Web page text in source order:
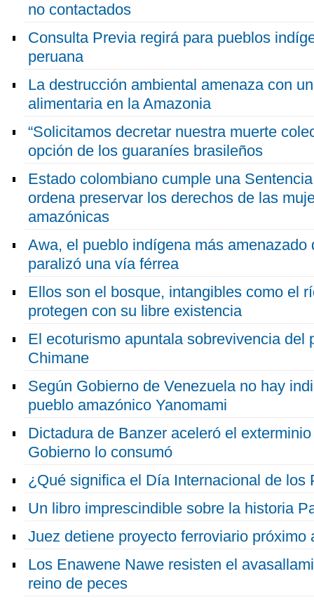
no contactados
Consulta Previa regirá para pueblos
peruana
La destrucción ambiental amenaza con
alimentaria en la Amazonia
“Solicitamos decretar nuestra muerte
opción de los guaraníes brasileños
Estado colombiano cumple una
ordena preservar los derechos de las
amazónicas
Awa, el pueblo indígena más amenazado
paralizó una vía férrea
Ellos son el bosque, intangibles como el
protegen con su libre existencia
El ecoturismo apuntala sobrevivencia del
Chimane
Según Gobierno de Venezuela no hay
pueblo amazónico Yanomami
Dictadura de Banzer aceleró el
Gobierno lo consumó
¿Qué significa el Día Internacional de los
Un libro imprescindible sobre la historia
Juez detiene proyecto ferroviario próximo
Los Enawene Nawe resisten el
reino de peces